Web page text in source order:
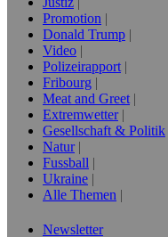
Promotion
Donald Trump
Video
Polizeirapport
Fribourg
Meat and Greet
Extremwetter
Gesellschaft & Politik
Natur
Fussball
Ukraine
Alle Themen
Newsletter